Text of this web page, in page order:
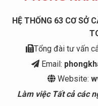
HỆ THỐNG 63 CƠ SỞ
Tổng đài tư vấn
Email:
Website:
Làm việc Tất cả các